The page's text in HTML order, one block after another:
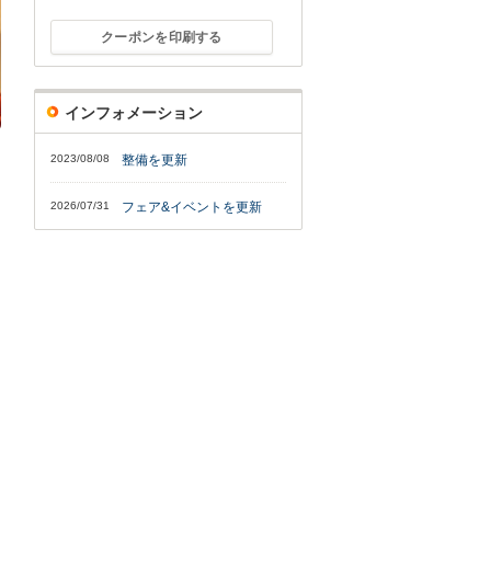
クーポンを印刷する
インフォメーション
2023/08/08 整備を更新
2026/07/31 フェア&イベントを更新